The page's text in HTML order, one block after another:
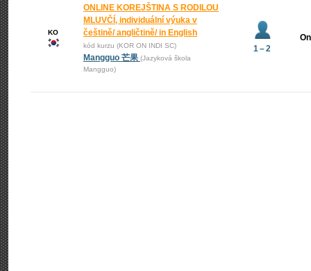
KO
ONLINE KOREJŠTINA S RODILOU
MLUVČÍ, individuální výuka v
češtině/ angličtině/ in English
kód kurzu (KOR ON INDI SC)
Mangguo 芒果 (Jazyková škola
Mangguo)
1 – 2